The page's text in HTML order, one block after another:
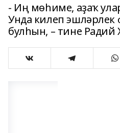
- Иң мөһиме, аҙаҡ
Унда килеп эшләрлек
булһын, – тине Радий